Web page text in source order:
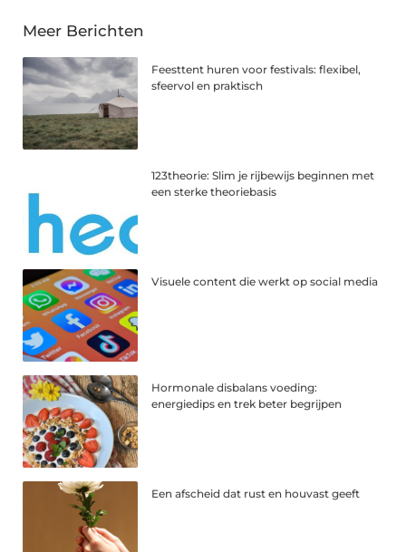
Meer Berichten
Feesttent huren voor festivals: flexibel,
sfeervol en praktisch
123theorie: Slim je rijbewijs beginnen met
een sterke theoriebasis
Visuele content die werkt op social media
Hormonale disbalans voeding:
energiedips en trek beter begrijpen
Een afscheid dat rust en houvast geeft